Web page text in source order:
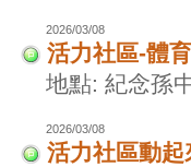
2026/03/08
活力社區-體
地點: 紀念孫
2026/03/08
活力社區動